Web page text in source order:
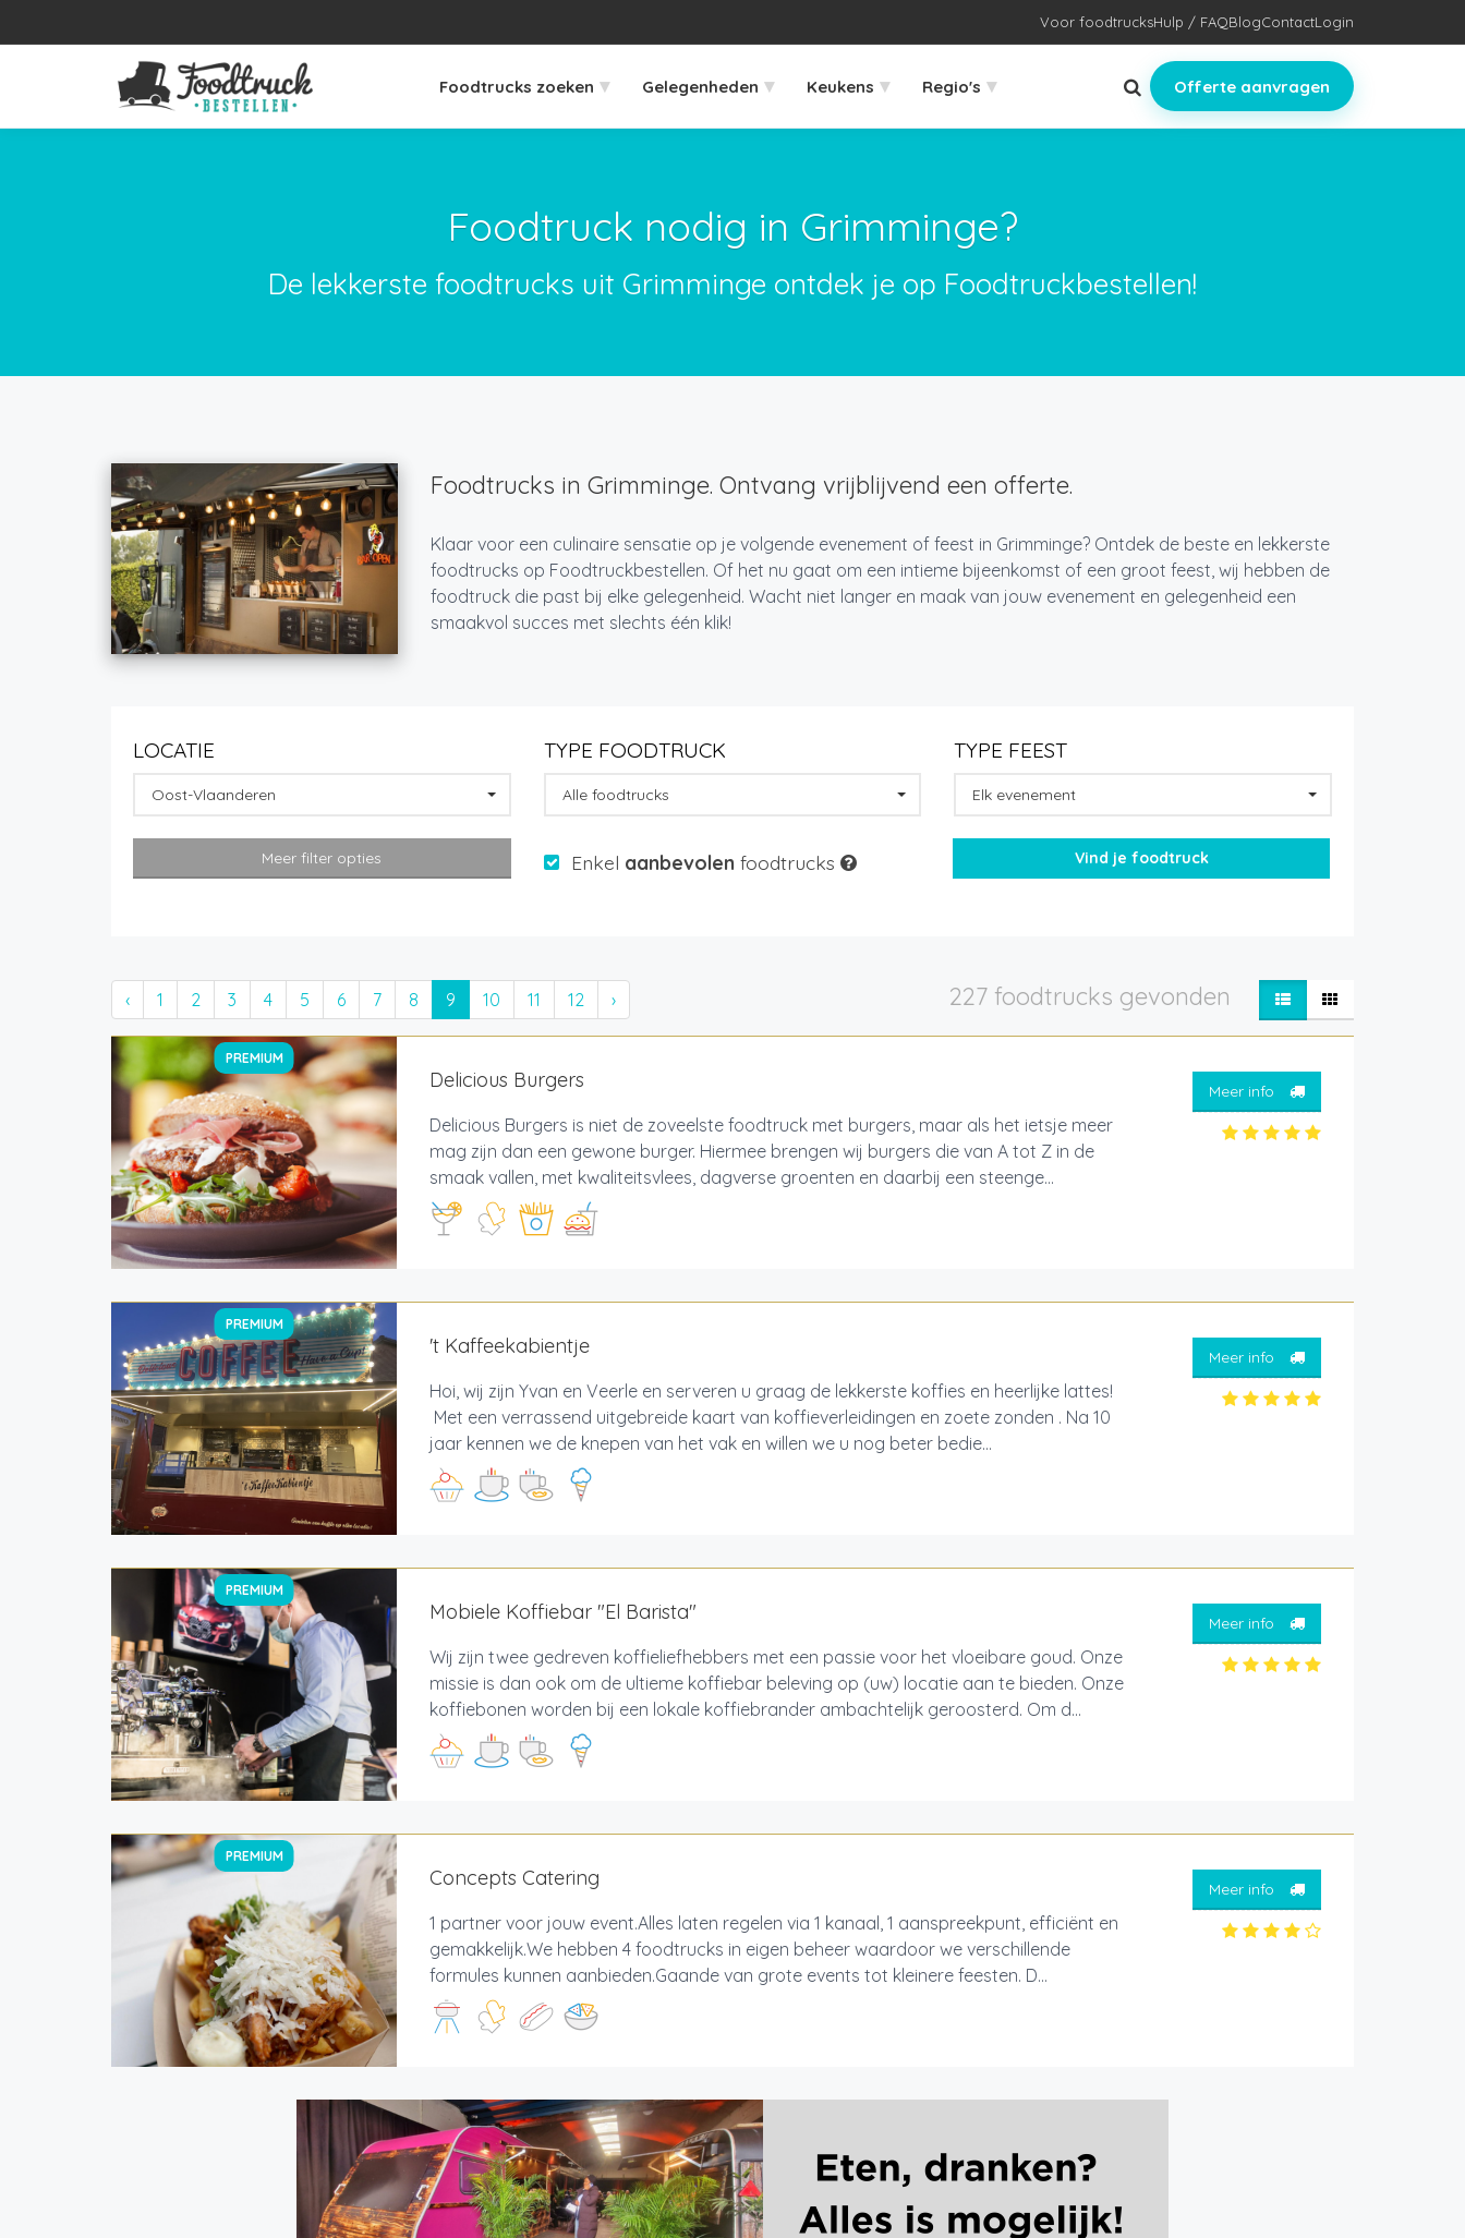
Voor foodtrucksHulp / FAQBlogContactLogin
Foodtrucks zoeken ▾ Gelegenheden ▾ Keukens ▾ Regio's ▾ Offerte aanvragen
Foodtruck nodig in Grimminge?
De lekkerste foodtrucks uit Grimminge ontdek je op Foodtruckbestellen!
Foodtrucks in Grimminge. Ontvang vrijblijvend een offerte.
Klaar voor een culinaire sensatie op je volgende evenement of feest in Grimminge? Ontdek de beste en lekkerste
foodtrucks op Foodtruckbestellen. Of het nu gaat om een intieme bijeenkomst of een groot feest, wij hebben de
foodtruck die past bij elke gelegenheid. Wacht niet langer en maak van jouw evenement en gelegenheid een
smaakvol succes met slechts één klik!
LOCATIE
Oost-Vlaanderen
TYPE FOODTRUCK
Alle foodtrucks
TYPE FEEST
Elk evenement
Meer filter opties Enkel aanbevolen foodtrucks
‹ 1 2 3 4 5 6 7 8 9 10 11 12 › 227 foodtrucks gevonden
PREMIUM
Delicious Burgers
Delicious Burgers is niet de zoveelste foodtruck met burgers, maar als het ietsje meer
mag zijn dan een gewone burger. Hiermee brengen wij burgers die van A tot Z in de
smaak vallen, met kwaliteitsvlees, dagverse groenten en daarbij een steenge...
Meer info
PREMIUM
't Kaffeekabientje
Hoi, wij zijn Yvan en Veerle en serveren u graag de lekkerste koffies en heerlijke lattes!
Met een verrassend uitgebreide kaart van koffieverleidingen en zoete zonden . Na 10
jaar kennen we de knepen van het vak en willen we u nog beter bedie...
Meer info
PREMIUM
Mobiele Koffiebar "El Barista"
Wij zijn twee gedreven koffieliefhebbers met een passie voor het vloeibare goud. Onze
missie is dan ook om de ultieme koffiebar beleving op (uw) locatie aan te bieden. Onze
koffiebonen worden bij een lokale koffiebrander ambachtelijk geroosterd. Om d...
Meer info
PREMIUM
Concepts Catering
1 partner voor jouw event.Alles laten regelen via 1 kanaal, 1 aanspreekpunt, efficiënt en
gemakkelijk.We hebben 4 foodtrucks in eigen beheer waardoor we verschillende
formules kunnen aanbieden.Gaande van grote events tot kleinere feesten. D...
Meer info